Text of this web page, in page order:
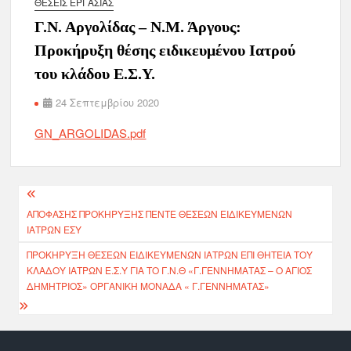
Γ.Ν. Αργολίδας – Ν.Μ. Άργους:
Προκήρυξη θέσης ειδικευμένου Ιατρού
του κλάδου Ε.Σ.Υ.
24 Σεπτεμβρίου 2020
GN_ARGOLIDAS.pdf
ΑΠΟΦΑΣΗΣ ΠΡΟΚΗΡΥΞΗΣ ΠΕΝΤΕ ΘΕΣΕΩΝ ΕΙΔΙΚΕΥΜΕΝΩΝ
ΙΑΤΡΩΝ ΕΣΥ
ΠΡΟΚΉΡΥΞΗ ΘΈΣΕΩΝ ΕΙΔΙΚΕΥΜΈΝΩΝ ΙΑΤΡΏΝ ΕΠΊ ΘΗΤΕΊΑ ΤΟΥ
ΚΛΆΔΟΥ ΙΑΤΡΏΝ Ε.Σ.Υ ΓΙΑ ΤΟ Γ.Ν.Θ «Γ.ΓΕΝΝΗΜΑΤΑΣ – Ο ΑΓΙΟΣ
ΔΗΜΗΤΡΙΟΣ» ΟΡΓΑΝΙΚΉ ΜΟΝΆΔΑ « Γ.ΓΕΝΝΗΜΑΤΑΣ»